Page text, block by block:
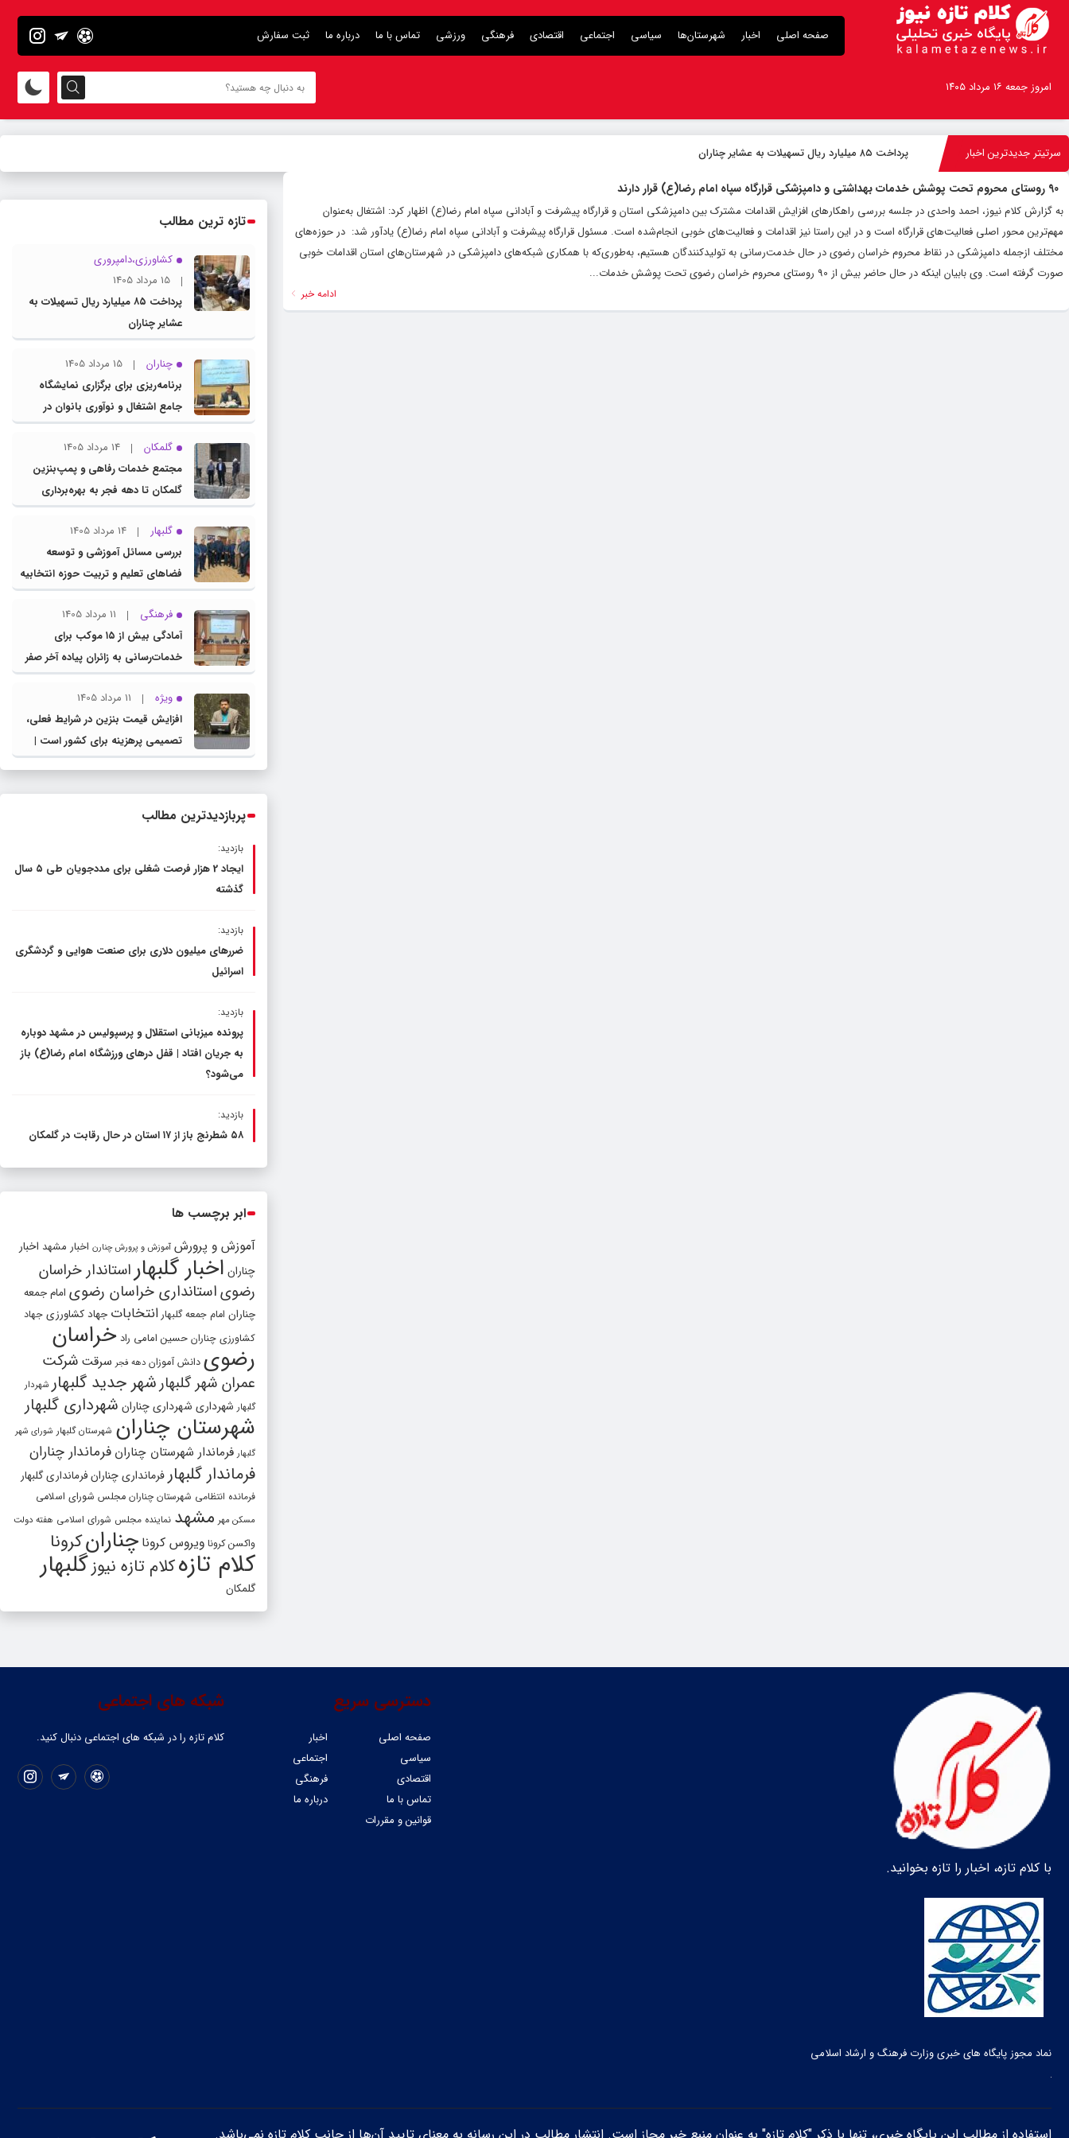
صفحه اصلی اخبار شهرستان‌ها سیاسی اجتماعی اقتصادی فرهنگی ورزشی تماس با ما درباره ما ثبت سفارش
امروز جمعه ۱۶ مرداد ۱۴۰۵
سرتیتر جدیدترین اخبار پرداخت ۸۵ میلیارد ریال تسهیلات به عشایر چناران
90 روستای محروم تحت پوشش خدمات بهداشتی و دامپزشکی قرارگاه سپاه امام رضا(ع) قرار دارند
به گزارش کلام نیوز، احمد واحدی در جلسه بررسی راهکارهای افزایش اقدامات مشترک بین دامپزشکی استان و قرارگاه پیشرفت و آبادانی سپاه امام رضا(ع) اظهار کرد: اشتغال به‌عنوان
مهم‌ترین محور اصلی فعالیت‌های قرارگاه است و در این راستا نیز اقدامات و فعالیت‌های خوبی انجام‌شده است. مسئول قرارگاه پیشرفت و آبادانی سپاه امام رضا(ع) یادآور شد: در حوزه‌های
مختلف ازجمله دامپزشکی در نقاط محروم خراسان رضوی در حال خدمت‌رسانی به تولیدکنندگان هستیم، به‌طوری‌که با همکاری شبکه‌های دامپزشکی در شهرستان‌های استان اقدامات خوبی
صورت گرفته است. وی بابیان اینکه در حال حاضر بیش از 90 روستای محروم خراسان رضوی تحت پوشش خدمات...
ادامه خبر
تازه ترین مطالب
کشاورزی،دامپروری
15 مرداد 1405
پرداخت ۸۵ میلیارد ریال تسهیلات به
عشایر چناران
چناران
15 مرداد 1405
برنامه‌ریزی برای برگزاری نمایشگاه
جامع اشتغال و نوآوری بانوان در
چناران
گلمکان
14 مرداد 1405
مجتمع خدمات رفاهی و پمپ‌بنزین
گلمکان تا دهه فجر به بهره‌برداری
می‌رسد
گلبهار
14 مرداد 1405
بررسی مسائل آموزشی و توسعه
فضاهای تعلیم و تربیت حوزه انتخابیه
در نشست مشترک عضو کمیسیون
آموزش مجلس با مدیرکل آموزش و
پرورش خراسان رضوی
فرهنگی
11 مرداد 1405
آمادگی بیش از ۱۵ موکب برای
خدمات‌رسانی به زائران پیاده آخر صفر
در شهرستان چناران
ویژه
11 مرداد 1405
افزایش قیمت بنزین در شرایط فعلی،
تصمیمی پرهزینه برای کشور است |
دولت، قاچاق سوخت و عوامل اصلی
پربازدیدترین مطالب
بازدید:
ایجاد 2 هزار فرصت شغلی برای مددجویان طی ۵ سال
گذشته
بازدید:
ضررهای میلیون دلاری برای صنعت هوایی و گردشگری
اسرائیل
بازدید:
پرونده میزبانی استقلال و پرسپولیس در مشهد دوباره
به جریان افتاد | قفل در‌های ورزشگاه امام رضا(ع) باز
می‌شود؟
بازدید:
۵۸ شطرنج‌ باز از ۱۷ استان در حال رقابت در گلمکان
ابر برچسب ها
آموزش و پرورش آموزش و پرورش چنارن اخبار مشهد اخبار
چناران اخبار گلبهار استاندار خراسان
رضویاستانداری خراسان رضوی امام جمعه
چناران امام جمعه گلبهار انتخابات جهاد کشاورزی جهاد
کشاورزی چناران حسین امامی راد خراسان
رضوی دانش آموزان دهه فجر سرقت شرکت
عمران شهر گلبهارشهر جدید گلبهار شهردار
گلبهار شهرداری شهرداری چناران شهرداری گلبهار
شهرستان چناران شهرستان گلبهار شورای شهر
گلبهار فرماندار شهرستان چناران فرماندار چناران
فرماندار گلبهار فرمانداری چنارانفرمانداری گلبهار
فرمانده انتظامی شهرستان چناران مجلس شورای اسلامی
مسکن مهر مشهد نماینده مجلس شورای اسلامی هفته دولت
واکسن کرونا ویروس کرونا چنارانکرونا
کلام تازهکلام تازه نیوزگلبهار
گلمکان
با کلام تازه، اخبار را تازه بخوانید.
نماد مجوز پایگاه های خبری وزارت فرهنگ و ارشاد اسلامی
شبکه های اجتماعی
کلام تازه را در شبکه ‌های اجتماعی دنبال کنید.
دسترسی سریع
صفحه اصلی
اخبار
سیاسی
اجتماعی
اقتصادی
فرهنگی
تماس با ما
درباره ما
قوانین و مقررات